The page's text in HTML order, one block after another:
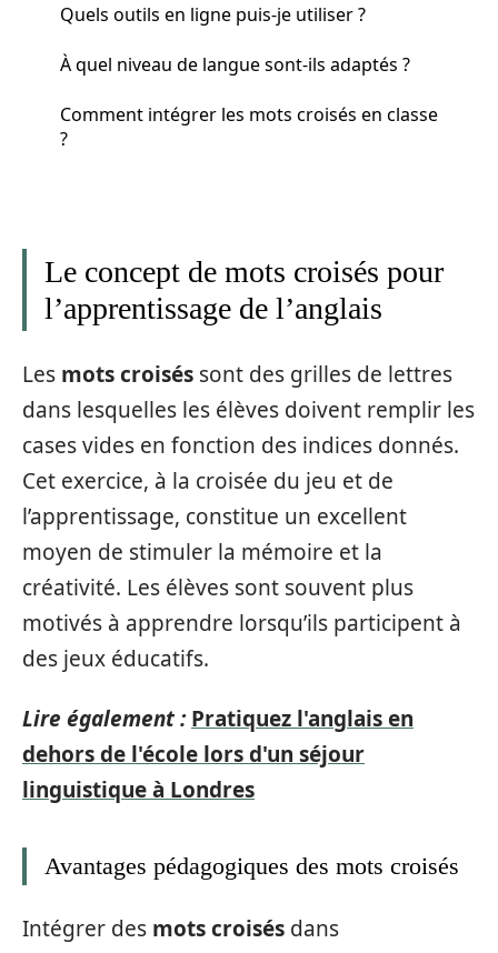
Quels outils en ligne puis-je utiliser ?
À quel niveau de langue sont-ils adaptés ?
Comment intégrer les mots croisés en classe
?
Le concept de mots croisés pour
l’apprentissage de l’anglais
Les mots croisés sont des grilles de lettres
dans lesquelles les élèves doivent remplir les
cases vides en fonction des indices donnés.
Cet exercice, à la croisée du jeu et de
l’apprentissage, constitue un excellent
moyen de stimuler la mémoire et la
créativité. Les élèves sont souvent plus
motivés à apprendre lorsqu’ils participent à
des jeux éducatifs.
Lire également : Pratiquez l'anglais en
dehors de l'école lors d'un séjour
linguistique à Londres
Avantages pédagogiques des mots croisés
Intégrer des mots croisés dans